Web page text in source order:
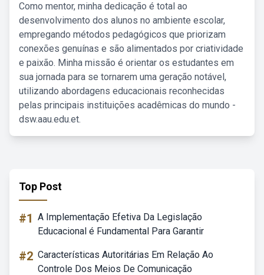
Como mentor, minha dedicação é total ao
desenvolvimento dos alunos no ambiente escolar,
empregando métodos pedagógicos que priorizam
conexões genuínas e são alimentados por criatividade
e paixão. Minha missão é orientar os estudantes em
sua jornada para se tornarem uma geração notável,
utilizando abordagens educacionais reconhecidas
pelas principais instituições acadêmicas do mundo -
dsw.aau.edu.et.
Top Post
#1 A Implementação Efetiva Da Legislação
Educacional é Fundamental Para Garantir
#2 Características Autoritárias Em Relação Ao
Controle Dos Meios De Comunicação